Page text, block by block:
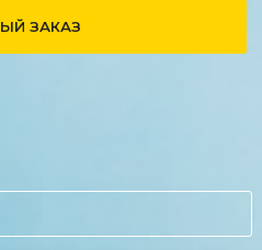
ЗАКАЗ